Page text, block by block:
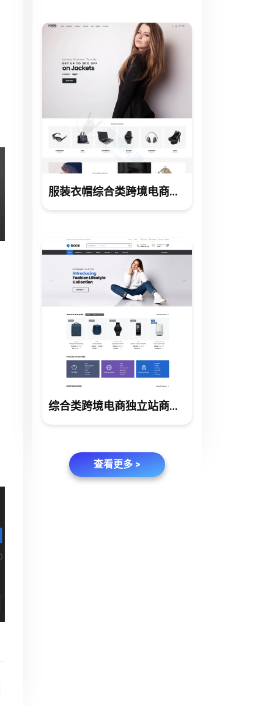
服装衣帽综合类跨境电商独立站商城网站建设制作
综合类跨境电商独立站商城网站建设制作
查看更多 >